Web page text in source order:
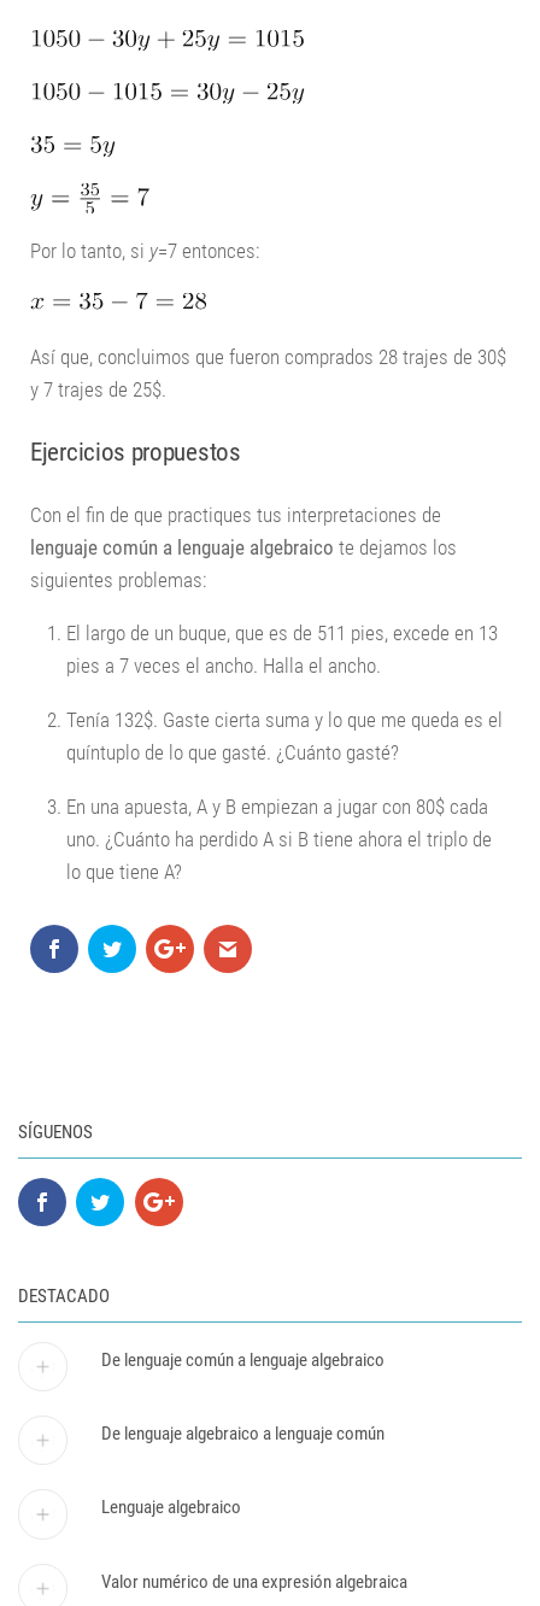
Por lo tanto, si y=7 entonces:
Así que, concluimos que fueron comprados 28 trajes de 30$
y 7 trajes de 25$.
Ejercicios propuestos
Con el fin de que practiques tus interpretaciones de
lenguaje común a lenguaje algebraico te dejamos los
siguientes problemas:
El largo de un buque, que es de 511 pies, excede en 13
pies a 7 veces el ancho. Halla el ancho.
Tenía 132$. Gaste cierta suma y lo que me queda es el
quíntuplo de lo que gasté. ¿Cuánto gasté?
En una apuesta, A y B empiezan a jugar con 80$ cada
uno. ¿Cuánto ha perdido A si B tiene ahora el triplo de
lo que tiene A?
SÍGUENOS
DESTACADO
De lenguaje común a lenguaje algebraico
De lenguaje algebraico a lenguaje común
Lenguaje algebraico
Valor numérico de una expresión algebraica